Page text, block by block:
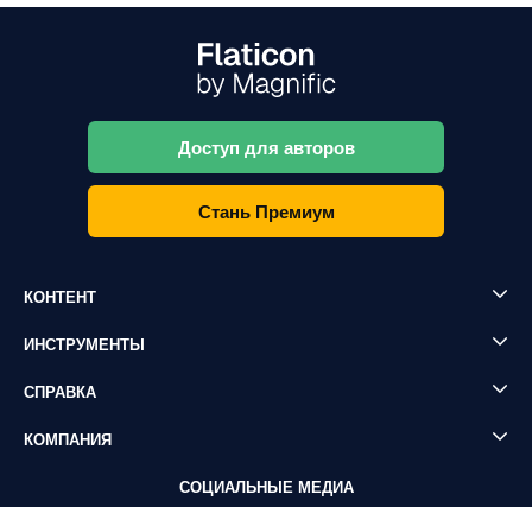
Доступ для авторов
Стань Премиум
КОНТЕНТ
ИНСТРУМЕНТЫ
СПРАВКА
КОМПАНИЯ
СОЦИАЛЬНЫЕ МЕДИА